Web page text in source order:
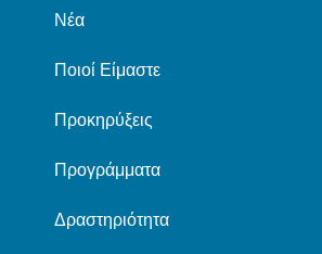
Νέα
Ποιοί Είμαστε
Προκηρύξεις
Προγράμματα
Δραστηριότητα